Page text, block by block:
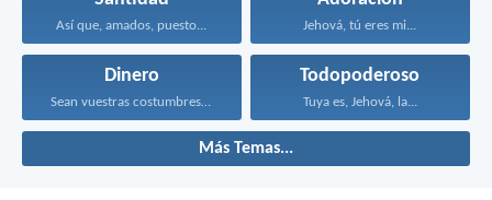
Así que, amados, puesto... Jehová, tú eres mi...
Dinero
Sean vuestras costumbres sin...
Todopoderoso
Tuya es, Jehová, la...
Más Temas...